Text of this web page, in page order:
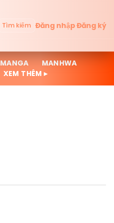
Tìm kiếm Đăng nhậpĐăng ký
MANGA
MANHWA
XEM THÊM ▸